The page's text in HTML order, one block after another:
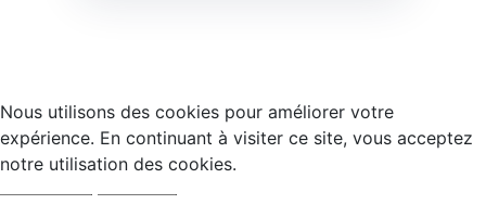
Nous utilisons des cookies pour améliorer votre
expérience. En continuant à visiter ce site, vous acceptez
notre utilisation des cookies.